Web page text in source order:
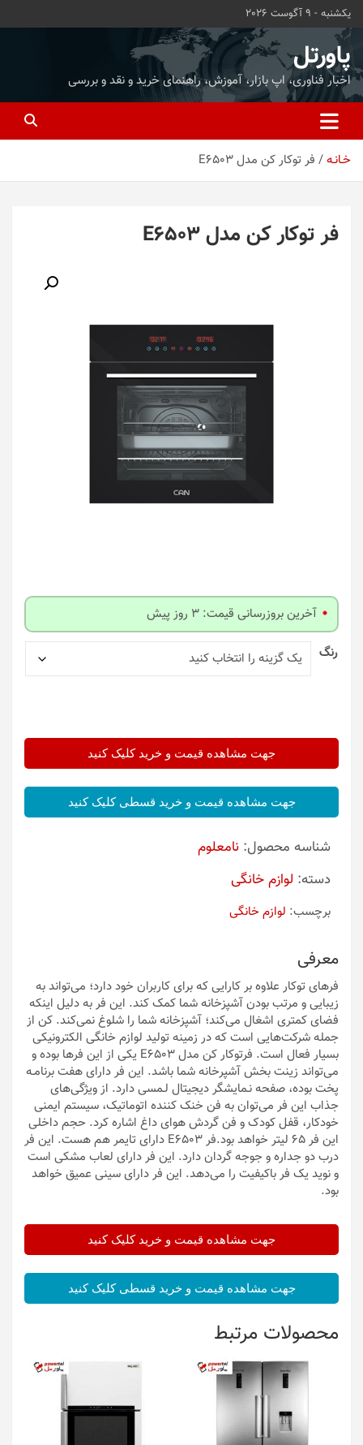
محتوا
بروید
یکشنبه - 9 آگوست 2026
پاورتل
اخبار فناوری، اپ بازار، آموزش، راهنمای خرید و نقد و بررسی
خـانـه فر توکار کن مدل E6503
فر توکار کن مدل E6503
آخرین بروزرسانی قیمت: 3 روز پیش
رنگ
جهت مشاهده قیمت و خرید کلیک کنید
جهت مشاهده قیمت و خرید قسطی کلیک کنید
شناسه محصول: نامعلوم
دسته: لوازم خانگی
برچسب: لوازم خانگی
معرفی
فرهای توکار علاوه بر کارایی که برای کاربران خود دارد؛ می‌تواند به
زیبایی و مرتب بودن آشپزخانه شما کمک کند. این فر به دلیل اینکه
فضای کمتری اشغال می‌کند؛ آشپزخانه شما را شلوغ نمی‌کند. کن از
جمله شرکت‌هایی است که در زمینه تولید لوازم خانگی الکترونیکی
بسیار فعال است. فرتوکار کن مدل E6503 یکی از این فرها بوده و
می‌تواند زینت بخش آشپرخانه شما باشد. این فر دارای هفت برنامـه
پخت بوده، صفحه نـمایشگر دیجیتال لـمسی دارد. از ویژگی‌های
جذاب این فر می‌توان به فن خنک کننده اتوماتیک، سیستم ایمنی
خودکار، قفل کودک و فن گردش هوای داغ اشاره کرد. حجم داخلی
این فر 65 لیتر خواهد بود.فر E6503 دارای تایمر هم هست. این فر
درب دو جداره و جوجه گردان دارد. این فر دارای لعاب مشکی است
و نوید یک فر باکیفیت را می‌دهد. این فر دارای سینی عمیق خواهد
بود.
جهت مشاهده قیمت و خرید کلیک کنید
جهت مشاهده قیمت و خرید قسطی کلیک کنید
محصولات مرتبط